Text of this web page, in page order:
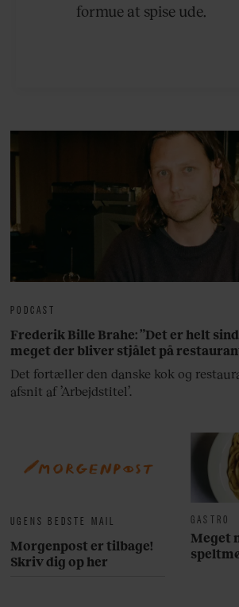
formue at spise ude.
UGENS BEDSTE MAIL
Morgenpost er tilbage!
Skriv dig op her
GASTRO
Meget
PODCAST
Frederik Bille Brahe: ”Det er helt
meget der bliver stjålet på
Det fortæller den danske kok og
afsnit af ’Arbejdstitel’.